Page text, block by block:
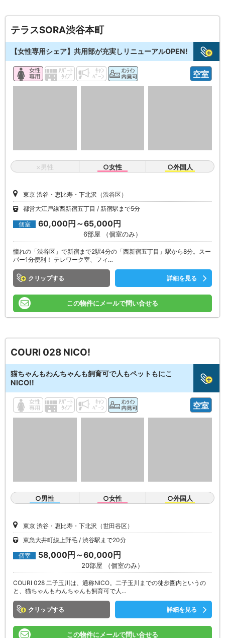
テラスSORA渋谷本町
【女性専用シェア】共用部が充実しリニューアルOPEN!
空室
×男性 ○女性 ○外国人
東京 渋谷・恵比寿・下北沢（渋谷区）
都営大江戸線西新宿五丁目
新宿駅まで5分
個室 60,000円～65,000円
6部屋 （個室のみ）
憧れの「渋谷区」で新宿まで2駅4分の「西新宿五丁目」駅から8分。スー
パー1分便利！ テレワーク室、フィ…
クリップ 詳細を見る
この物件にメールで問い合せる
COURI 028 NICO!
猫ちゃんもわんちゃんも飼育可で人もペットもにこ
NICO!!
空室
○男性 ○女性 ○外国人
東京 渋谷・恵比寿・下北沢（世田谷区）
東急大井町線上野毛
渋谷駅まで20分
個室 58,000円～60,000円
20部屋 （個室のみ）
COURI 028 二子玉川は、通称NICO。二子玉川までの徒歩圏内というの
と、猫ちゃんもわんちゃんも飼育可で人…
クリップ 詳細を見る
この物件にメールで問い合せる